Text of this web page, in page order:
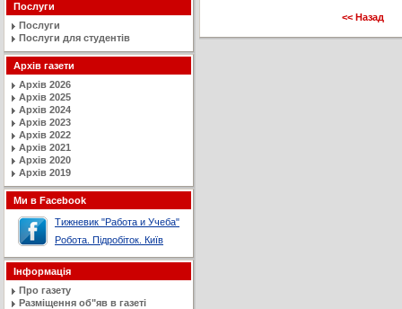
Послуги
Послуги
Послуги для студентів
Архів газети
Архів 2026
Архів 2025
Архів 2024
Архів 2023
Архів 2022
Архів 2021
Архів 2020
Архів 2019
Ми в Facebook
Тижневик "Работа и Учеба"
Робота. Підробіток. Київ
Інформація
Про газету
Разміщення об"яв в газеті
<< Назад